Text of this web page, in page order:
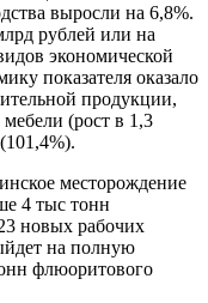
выросли на 6,8%.
рублей или на
экономической
показателя оказало
продукции,
(рост в 1,3
месторождение
4 тыс тонн
новых рабочих
на полную
флюоритового